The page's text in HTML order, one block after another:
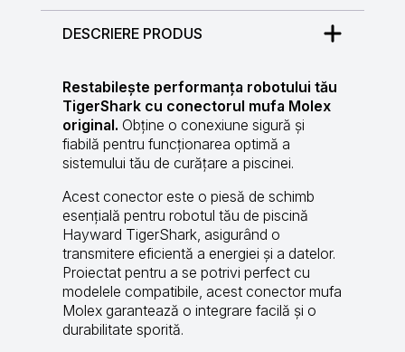
DESCRIERE PRODUS
Restabilește performanța robotului tău
TigerShark cu conectorul mufa Molex
original. Obține o conexiune sigură și
fiabilă pentru funcționarea optimă a
sistemului tău de curățare a piscinei.
Acest conector este o piesă de schimb
esențială pentru robotul tău de piscină
Hayward TigerShark, asigurând o
transmitere eficientă a energiei și a datelor.
Proiectat pentru a se potrivi perfect cu
modelele compatibile, acest conector mufa
Molex garantează o integrare facilă și o
durabilitate sporită.